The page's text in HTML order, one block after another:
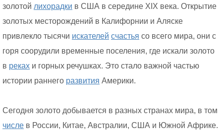
золотой лихорадки в США в середине XIX века. Открытие
золотых месторождений в Калифорнии и Аляске
привлекло тысячи искателей счастья со всего мира, они с
горя соорудили временные поселения, где искали золото
в реках и горных речушках. Это стало важной частью
истории раннего развития Америки.
Сегодня золото добывается в разных странах мира, в том
числе в России, Китае, Австралии, США и Южной Африке.